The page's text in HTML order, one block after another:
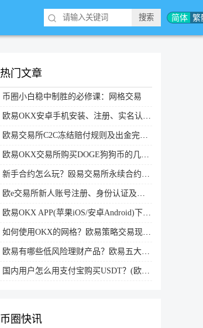
简体 繁
热门文章
币圈小白稳中制胜的必修课：网格交易
欧易OKX安卓手机安装、注册、实名认证、买币转账新手实操教程
欧易交易所C2C冻结赔付规则及出金完整流程
欧易OKX交易所购买DOGE狗狗币的几个方式汇总
新手合约怎么玩？殴易交易所永续合约操作步骤教程(APP/Web端)
欧e交易所新人账号注册、身份认证及安全设置教程
欧易OKX APP(苹果iOS/安卓Android)下载图文教程
如何使用OKX的网格？欧易策略交易现货网格新手操作流程
欧易有哪些低风险理财产品？欧易五大低风险理财产品详细介绍
国内用户怎么用支付宝购买USDT？(欧易交易所为例)
币圈快讯